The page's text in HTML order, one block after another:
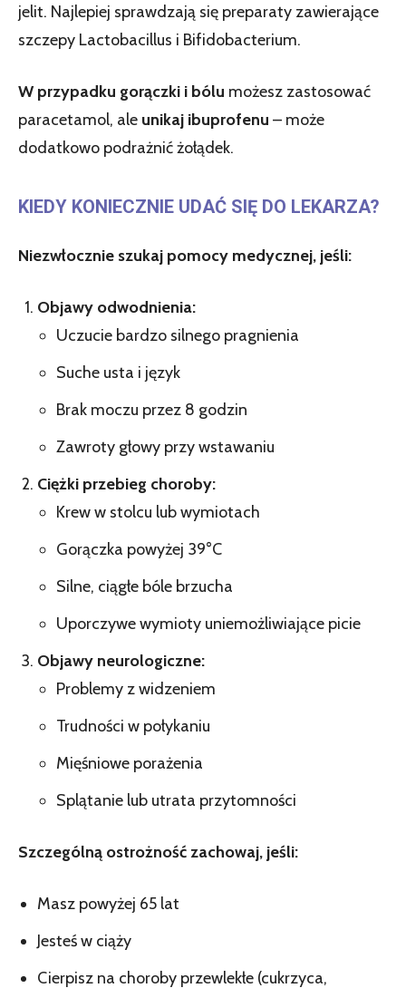
jelit. Najlepiej sprawdzają się preparaty zawierające
szczepy Lactobacillus i Bifidobacterium.
W przypadku gorączki i bólu możesz zastosować
paracetamol, ale unikaj ibuprofenu – może
dodatkowo podrażnić żołądek.
KIEDY KONIECZNIE UDAĆ SIĘ DO LEKARZA?
Niezwłocznie szukaj pomocy medycznej, jeśli:
Objawy odwodnienia:
Uczucie bardzo silnego pragnienia
Suche usta i język
Brak moczu przez 8 godzin
Zawroty głowy przy wstawaniu
Ciężki przebieg choroby:
Krew w stolcu lub wymiotach
Gorączka powyżej 39°C
Silne, ciągłe bóle brzucha
Uporczywe wymioty uniemożliwiające picie
Objawy neurologiczne:
Problemy z widzeniem
Trudności w połykaniu
Mięśniowe porażenia
Splątanie lub utrata przytomności
Szczególną ostrożność zachowaj, jeśli:
Masz powyżej 65 lat
Jesteś w ciąży
Cierpisz na choroby przewlekłe (cukrzyca,